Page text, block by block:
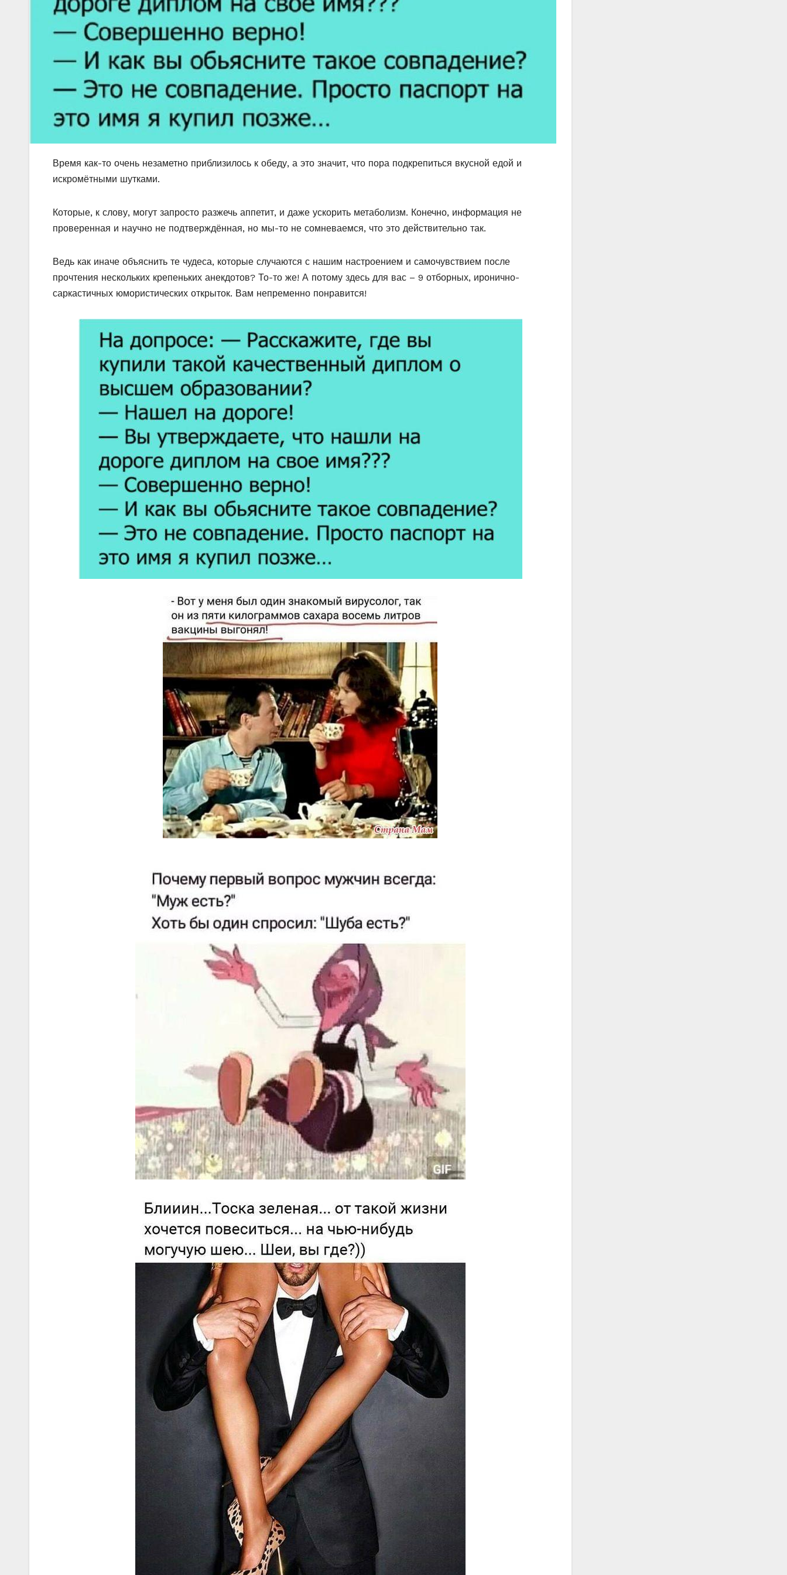
Время как-то очень незаметно приблизилось к обеду, а это значит, что пора подкрепиться вкусной едой и
искромётными шутками.
Которые, к слову, могут запросто разжечь аппетит, и даже ускорить метаболизм. Конечно, информация не
проверенная и научно не подтверждённая, но мы-то не сомневаемся, что это действительно так.
Ведь как иначе объяснить те чудеса, которые случаются с нашим настроением и самочувствием после
прочтения нескольких крепеньких анекдотов? То-то же! А потому здесь для вас – 9 отборных, иронично-
саркастичных юмористических открыток. Вам непременно понравится!